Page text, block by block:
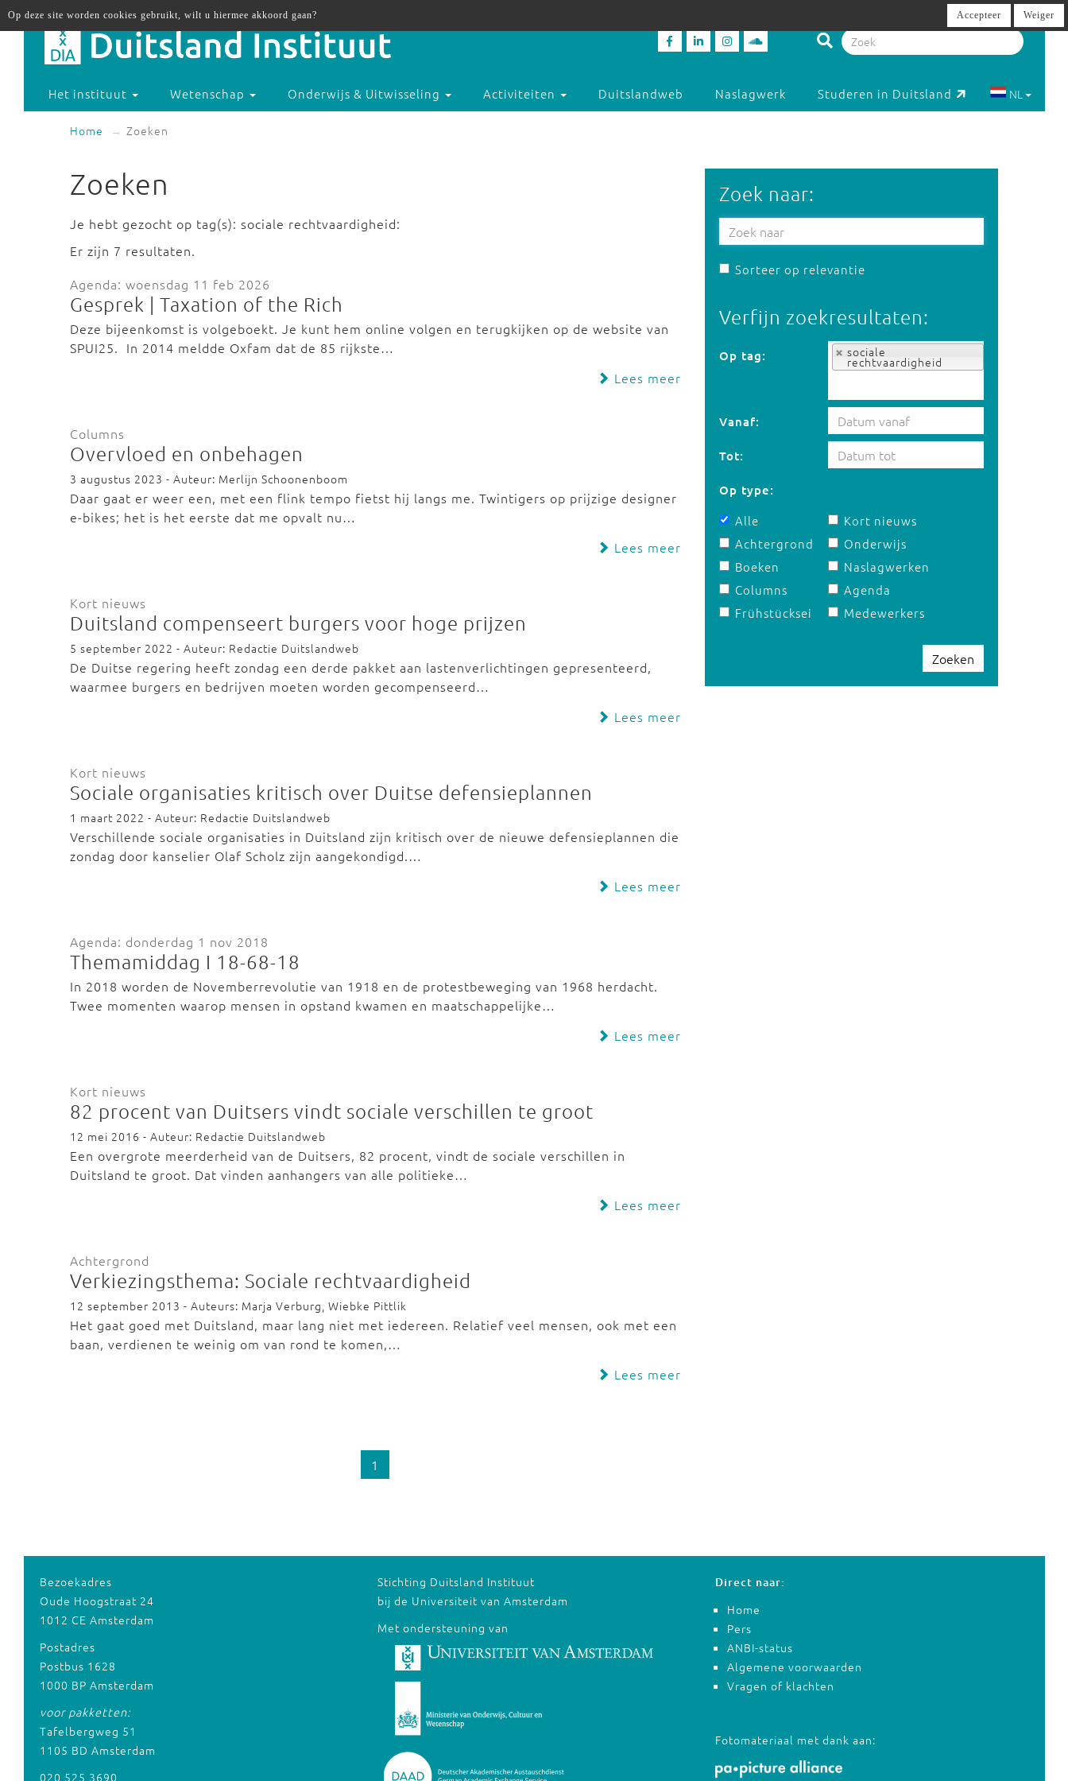
Het instituut Wetenschap Onderwijs & Uitwisseling Activiteiten Duitslandweb Naslagwerk Studeren in Duitsland NL
Home Zoeken
Zoeken
Je hebt gezocht op tag(s): sociale rechtvaardigheid:
Er zijn 7 resultaten.
Agenda: woensdag 11 feb 2026
Gesprek | Taxation of the Rich
Deze bijeenkomst is volgeboekt. Je kunt hem online volgen en terugkijken op de website van
SPUI25. In 2014 meldde Oxfam dat de 85 rijkste…
Lees meer
Columns
Overvloed en onbehagen
3 augustus 2023 - Auteur: Merlijn Schoonenboom
Daar gaat er weer een, met een flink tempo fietst hij langs me. Twintigers op prijzige designer
e-bikes; het is het eerste dat me opvalt nu…
Lees meer
Kort nieuws
Duitsland compenseert burgers voor hoge prijzen
5 september 2022 - Auteur: Redactie Duitslandweb
De Duitse regering heeft zondag een derde pakket aan lastenverlichtingen gepresenteerd,
waarmee burgers en bedrijven moeten worden gecompenseerd…
Lees meer
Kort nieuws
Sociale organisaties kritisch over Duitse defensieplannen
1 maart 2022 - Auteur: Redactie Duitslandweb
Verschillende sociale organisaties in Duitsland zijn kritisch over de nieuwe defensieplannen die
zondag door kanselier Olaf Scholz zijn aangekondigd.…
Lees meer
Agenda: donderdag 1 nov 2018
Themamiddag I 18-68-18
In 2018 worden de Novemberrevolutie van 1918 en de protestbeweging van 1968 herdacht.
Twee momenten waarop mensen in opstand kwamen en maatschappelijke…
Lees meer
Kort nieuws
82 procent van Duitsers vindt sociale verschillen te groot
12 mei 2016 - Auteur: Redactie Duitslandweb
Een overgrote meerderheid van de Duitsers, 82 procent, vindt de sociale verschillen in
Duitsland te groot. Dat vinden aanhangers van alle politieke…
Lees meer
Achtergrond
Verkiezingsthema: Sociale rechtvaardigheid
12 september 2013 - Auteurs: Marja Verburg, Wiebke Pittlik
Het gaat goed met Duitsland, maar lang niet met iedereen. Relatief veel mensen, ook met een
baan, verdienen te weinig om van rond te komen,…
Lees meer
1
Zoek naar:
Sorteer op relevantie
Verfijn zoekresultaten:
Op tag: sociale
rechtvaardigheid
Op tag:
Vanaf:
Tot:
Op type:
Alle
Achtergrond
Boeken
Columns
Frühstücksei
Kort nieuws
Onderwijs
Naslagwerken
Agenda
Medewerkers
Zoeken
Bezoekadres
Oude Hoogstraat 24
1012 CE Amsterdam
Postadres
Postbus 1628
1000 BP Amsterdam
voor pakketten:
Tafelbergweg 51
1105 BD Amsterdam
020 525 3690
Stichting Duitsland Instituut
bij de Universiteit van Amsterdam
Met ondersteuning van
Direct naar:
Home
Pers
ANBI-status
Algemene voorwaarden
Vragen of klachten
Fotomateriaal met dank aan:
Op deze site worden cookies gebruikt, wilt u hiermee akkoord gaan? Accepteer Weiger